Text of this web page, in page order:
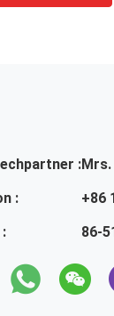
:
:
+86
:
86-